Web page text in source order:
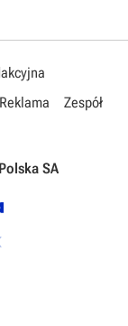
Reklama
Zespół
SA